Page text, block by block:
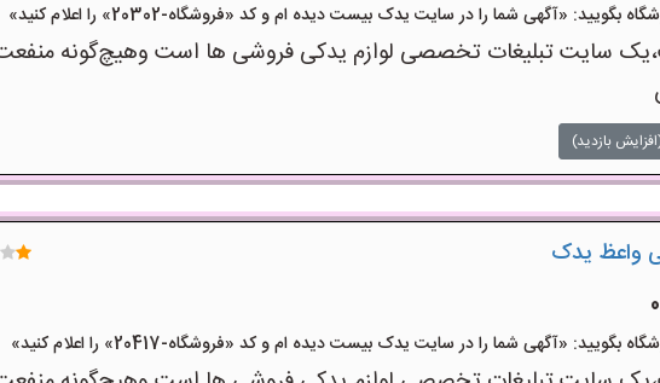
«آگهی شما را در سایت یدک بیست دیده ام و کد «فروشگاه-20302» را اعلام کنید»
سایت تبلیغات تخصصی لوازم یدکی فروشی ها است وهیچ‌گونه منفعت و
بازدید)
واعظ یدک
«آگهی شما را در سایت یدک بیست دیده ام و کد «فروشگاه-20417» را اعلام کنید»